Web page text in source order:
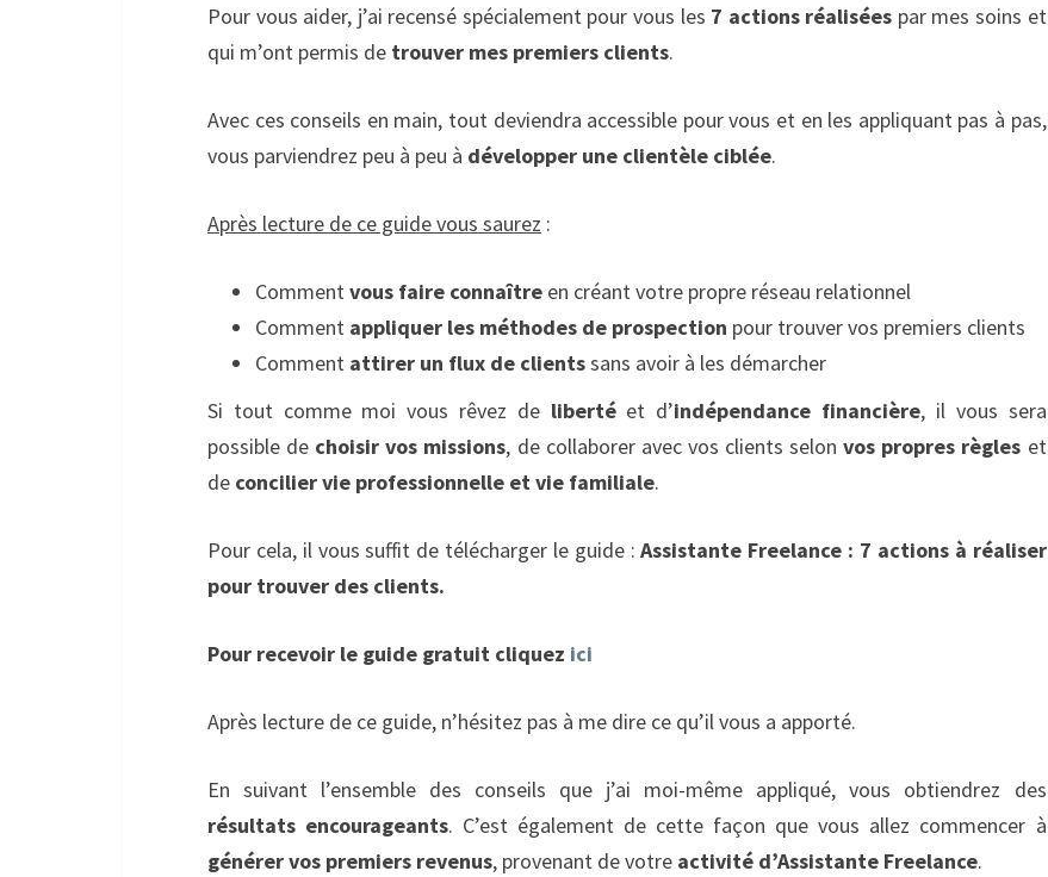
Pour vous aider, j’ai recensé spécialement pour vous les 7 actions réalisées par mes soins et
qui m’ont permis de trouver mes premiers clients.
Avec ces conseils en main, tout deviendra accessible pour vous et en les appliquant pas à pas,
vous parviendrez peu à peu à développer une clientèle ciblée.
Après lecture de ce guide vous saurez :
Commentvous faire connaître en créant votre propre réseau relationnel
Comment appliquer les méthodes de prospection pour trouver vos premiers clients
Comment attirer un flux de clientssans avoir à les démarcher
Si tout comme moi vous rêvez de libertéet d’indépendance financière, il vous sera
possible de choisir vos missions, de collaborer avec vos clients selonvos propres règles et
de concilier vie professionnelle et vie familiale.
Pour cela, il vous suffit de télécharger le guide :Assistante Freelance : 7 actions à réaliser
pour trouver des clients.
Pour recevoir le guide gratuit cliquez ici
Après lecture de ce guide, n’hésitez pas à me dire ce qu’il vous a apporté.
En suivant l’ensemble des conseils que j’ai moi-même appliqué, vous obtiendrez des
résultats encourageants. C’est également de cette façon que vous allez commencer à
générer vos premiers revenus, provenant de votre activité d’Assistante Freelance.